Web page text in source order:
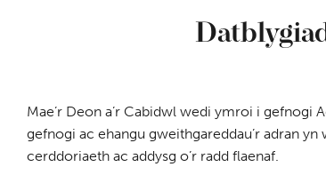
Mae’r Deon a’r Cabidwl wedi ymroi i gefnogi
gefnogi ac ehangu gweithgareddau’r adran
cerddoriaeth ac addysg o’r radd flaenaf.